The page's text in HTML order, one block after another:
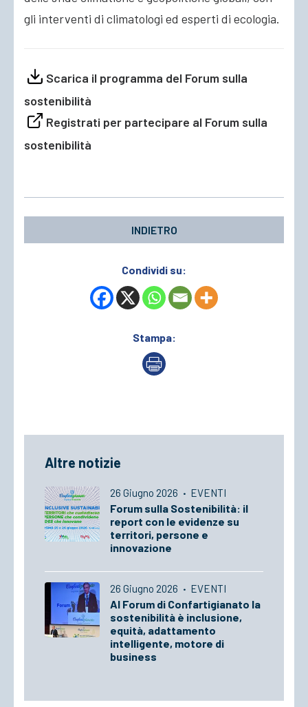
gli interventi di climatologi ed esperti di ecologia.
Scarica il programma del Forum sulla
sostenibilità
Registrati per partecipare al Forum sulla
sostenibilità
INDIETRO
Condividi su:
Stampa:
Altre notizie
26 Giugno 2026 · EVENTI
Forum sulla Sostenibilità: il
report con le evidenze su
territori, persone e
innovazione
26 Giugno 2026 · EVENTI
Al Forum di Confartigianato la
sostenibilità è inclusione,
equità, adattamento
intelligente, motore di
business